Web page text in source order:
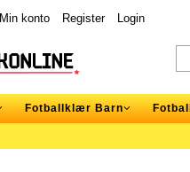
Min konto Register Login
Fotballklær Barn